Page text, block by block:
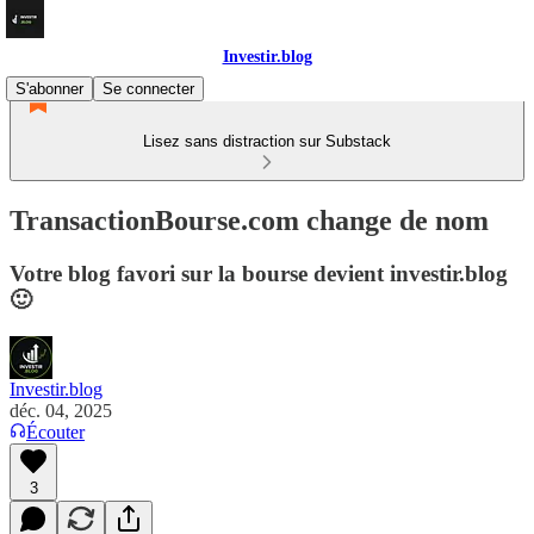
Investir.blog
S'abonner
Se connecter
Lisez sans distraction sur Substack
TransactionBourse.com change de nom
Votre blog favori sur la bourse devient investir.blog
🙂
Investir.blog
déc. 04, 2025
Écouter
3